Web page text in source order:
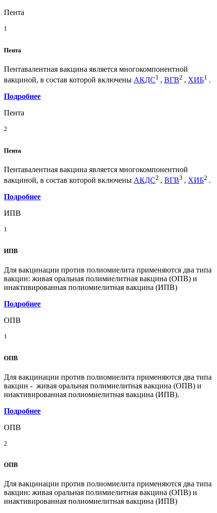
Пента
1
Пента
Пентавалентная вакцина является многокомпонентной
вакциной, в состав которой включены АКДС1 , ВГВ2 , ХИБ1 .
Подробнее
Пента
2
Пента
Пентавалентная вакцина является многокомпонентной
вакциной, в состав которой включены АКДС2 , ВГВ3 , ХИБ2 .
Подробнее
ИПВ
1
ИПВ
Для вакцинации против полиомиелита применяются два типа
вакцин: живая оральная полимиелитная вакцина (ОПВ) и
инактивированная полиомиелитная вакцина (ИПВ)
Подробнее
ОПВ
1
ОПВ
Для вакцинации против полиомиелита применяются два типа
вакцин - живая оральная полимиелитная вакцина (ОПВ) и
инактивированная полиомиелитная вакцина (ИПВ).
Подробнее
ОПВ
2
ОПВ
Для вакцинации против полиомиелита применяются два типа
вакцин: живая оральная полимиелитная вакцина (ОПВ) и
инактивированная полиомиелитная вакцина (ИПВ)